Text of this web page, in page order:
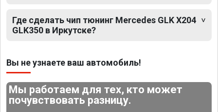
Где сделать чип тюнинг Mercedes GLK X204
GLK350 в Иркутске?
Вы не узнаете ваш автомобиль!
Мы работаем для тех, кто может
почувствовать разницу.